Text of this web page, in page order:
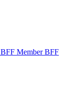
BFF MemberBFF